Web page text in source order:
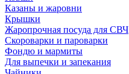
Казаны и жаровни
Крышки
Жаропрочная посуда для СВЧ
Скороварки и пароварки
Фондю и мармиты
Для выпечки и запекания